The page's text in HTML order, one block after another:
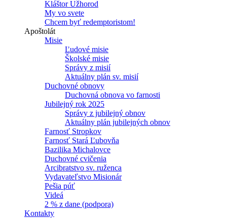
Kláštor Užhorod
My vo svete
Chcem byť redemptoristom!
Apoštolát
Misie
Ľudové misie
Školské misie
Správy z misií
Aktuálny plán sv. misií
Duchovné obnovy
Duchovná obnova vo farnosti
Jubilejný rok 2025
Správy z jubilejný obnov
Aktuálny plán jubilejných obnov
Farnosť Stropkov
Farnosť Stará Ľubovňa
Bazilika Michalovce
Duchovné cvičenia
Arcibratstvo sv. ruženca
Vydavateľstvo Misionár
Pešia púť
Videá
2 % z dane (podpora)
Kontakty